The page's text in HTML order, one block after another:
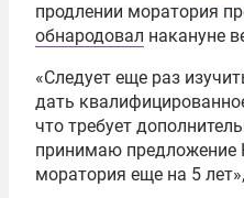
продлении моратория
обнародовал накануне
«Следует еще раз
дать
что требует
принимаю предложение
моратория еще на 5